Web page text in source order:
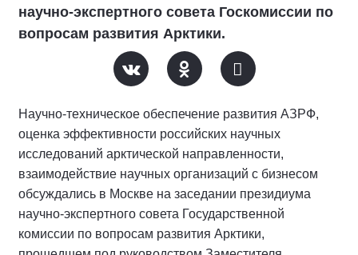
научно-экспертного совета Госкомиссии по
вопросам развития Арктики.
Научно-техническое обеспечение развития АЗРФ,
оценка эффективности российских научных
исследований арктической направленности,
взаимодействие научных организаций с бизнесом
обсуждались в Москве на заседании президиума
научно-экспертного совета Государственной
комиссии по вопросам развития Арктики,